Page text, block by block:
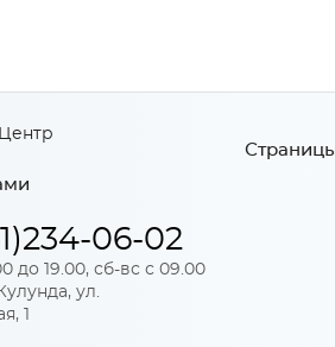
06-02
до 19.00, сб-вс с 09.00
ул.
1